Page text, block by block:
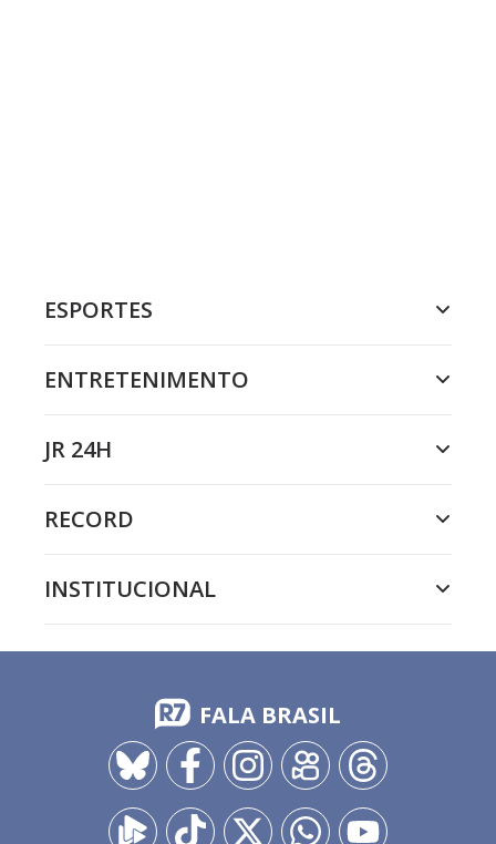
ESPORTES
ENTRETENIMENTO
JR 24H
RECORD
INSTITUCIONAL
FALA BRASIL